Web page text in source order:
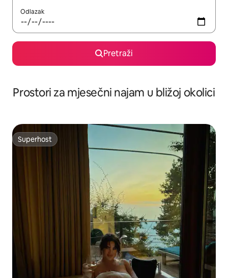
Odlazak
Pretraži
Prostori za mjesečni najam u bližoj okolici
Superhost
Superhost